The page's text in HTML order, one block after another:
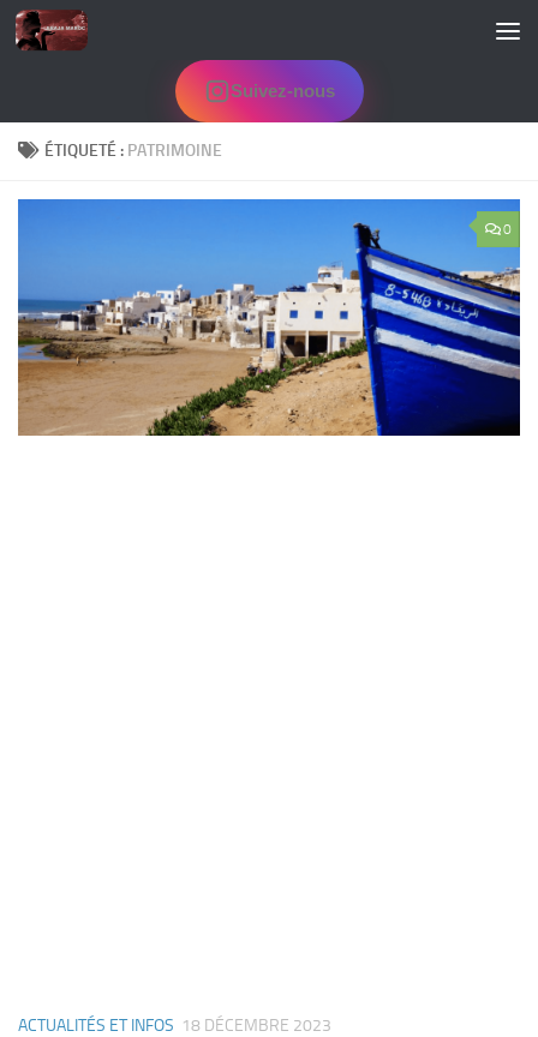
Skip to content
Suivez-nous
ÉTIQUETÉ : PATRIMOINE
0
ACTUALITÉS ET INFOS 18 DÉCEMBRE 2023